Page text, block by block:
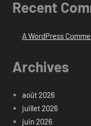
Recent
A WordPress
Archives
août 2026
juillet 2026
juin 2026